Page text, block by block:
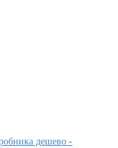
дешево -